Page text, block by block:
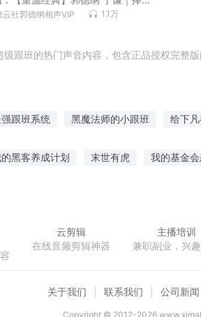
华集
云社郭德纲相声VIP 1.1万
跟班的热门声音内容，包含正品授权完整
跟班系统 黑魔法师的小跟班 给下
黑客养成计划 末世有虎 我的基金
云剪辑
在线音频剪辑神器
主播培训
兼职副业，兴
关于我们 联系我们 公司新闻
Copyright © 2012-2026